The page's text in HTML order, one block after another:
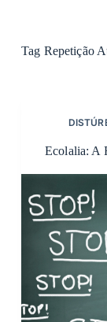
Tag Repetição
Ecolalia: A